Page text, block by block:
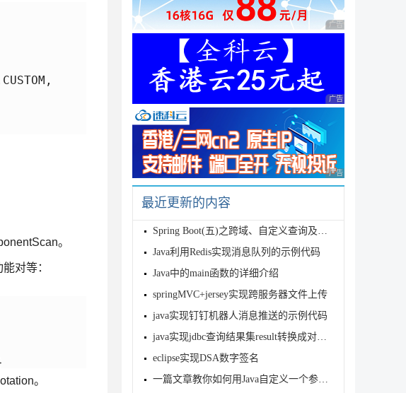
。
对等：
。
广告 商业广告，理性
广告 商业广告，理性
广告 商业广告，理性
最近更新的内容
Spring Boot(五)之跨域、自定义查询及分页
Java利用Redis实现消息队列的示例代码
Java中的main函数的详细介绍
springMVC+jersey实现跨服务器文件上传
java实现钉钉机器人消息推送的示例代码
java实现jdbc查询结果集result转换成对应list集合
eclipse实现DSA数字签名
一篇文章教你如何用Java自定义一个参数校验器